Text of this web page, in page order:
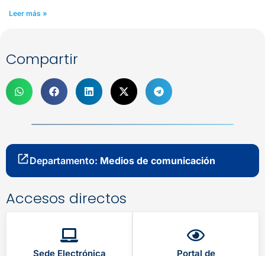
Leer más »
Compartir
Departamento: Medios de comunicación
Accesos directos
Sede Electrónica
Portal de